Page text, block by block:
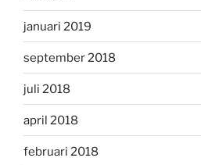
januari 2019
september 2018
juli 2018
april 2018
februari 2018